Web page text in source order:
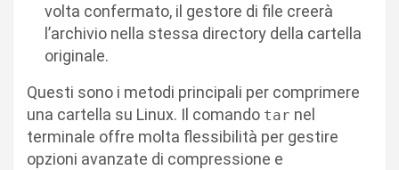
volta confermato, il gestore di file creerà
l’archivio nella stessa directory della cartella
originale.
Questi sono i metodi principali per comprimere
una cartella su Linux. Il comando tar nel
terminale offre molta flessibilità per gestire
opzioni avanzate di compressione e